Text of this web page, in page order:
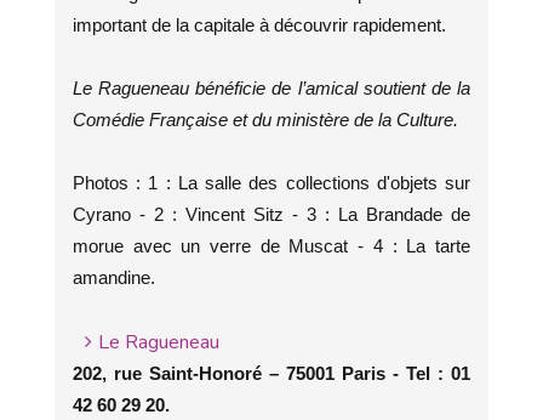
important de la capitale à découvrir rapidement.
Le Ragueneau bénéficie de l’amical soutient de la
Comédie Française et du ministère de la Culture.
Photos : 1 : La salle des collections d'objets sur
Cyrano - 2 : Vincent Sitz - 3 : La Brandade de
morue avec un verre de Muscat - 4 : La tarte
amandine.
Le Ragueneau
202, rue Saint-Honoré – 75001 Paris - Tel : 01
42 60 29 20.